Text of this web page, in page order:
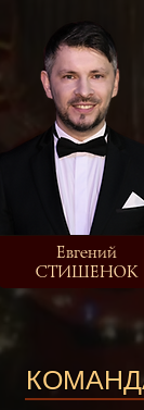
Евгений
СТИШЕНОК